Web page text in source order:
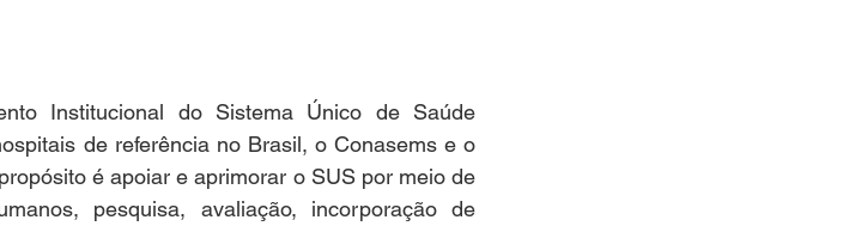
Institucional do Sistema Único de Saúde
de referência no Brasil, o Conasems e o
é apoiar e aprimorar o SUS por meio de
pesquisa, avaliação, incorporação de